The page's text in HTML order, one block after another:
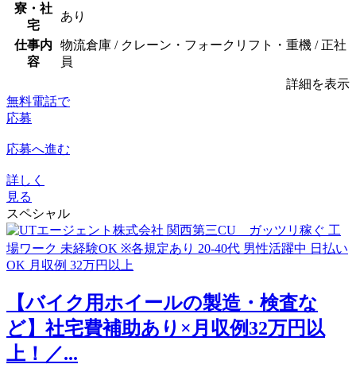
寮・社
宅
あり
仕事内
容
物流倉庫 / クレーン・フォークリフト・重機 / 正社
員
詳細を表示
無料電話で
応募
応募へ進む
詳しく
見る
スペシャル
【バイク用ホイールの製造・検査な
ど】社宅費補助あり×月収例32万円以
上！／...